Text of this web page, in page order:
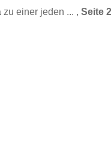
zu einer jeden ... , Seite